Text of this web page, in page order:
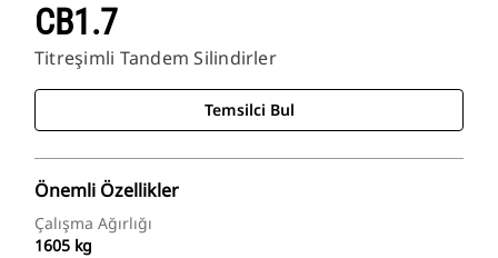
CB1.7
Titreşimli Tandem Silindirler
Temsilci Bul
Önemli Özellikler
Çalışma Ağırlığı
1605 kg